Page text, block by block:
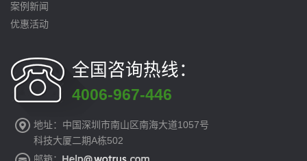
案例新闻
优惠活动
全国咨询热线：
4006-967-446
地址：中国深圳市南山区南海大道1057号
科技大厦二期A栋502